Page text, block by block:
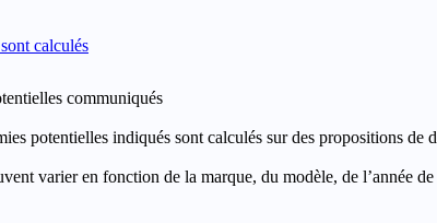
calculés
communiqués
potentielles indiqués sont calculés sur des propositions
varier en fonction de la marque, du modèle, de l’année